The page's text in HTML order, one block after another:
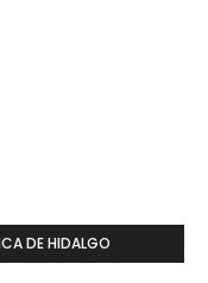
DE HIDALGO